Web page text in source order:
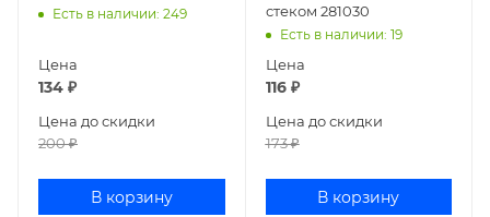
Есть в наличии: 249
Цена
134 ₽
Цена до скидки
200₽
В корзину
стеком 281030
Есть в наличии: 19
Цена
116₽
Цена до скидки
173₽
В корзину